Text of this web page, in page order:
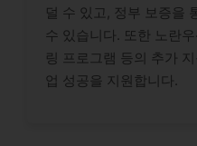
덜 수 있고, 정부 보증을
수 있습니다. 또한 노란
링 프로그램 등의 추가
업 성공을 지원합니다.